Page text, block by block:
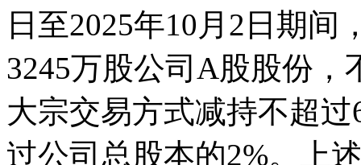
日至2025年10月2日期
3245万股公司A股股份，
大宗交易方式减持不超
过公司总股本的2%。上